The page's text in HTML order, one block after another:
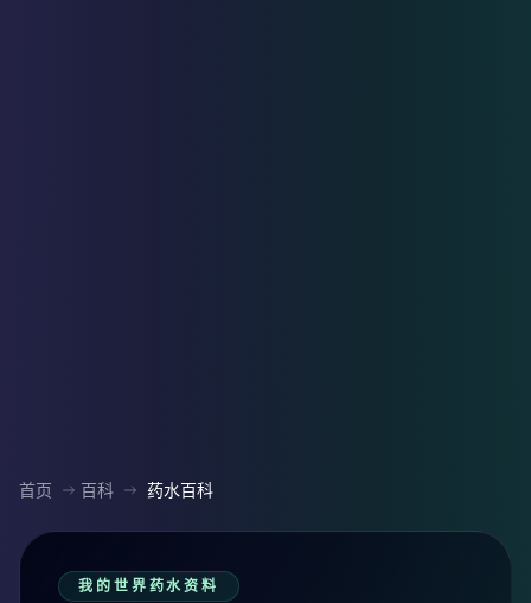
首页 百科 药水百科
我的世界药水资料